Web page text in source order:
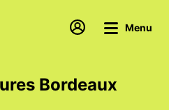
Menu
Bordeaux